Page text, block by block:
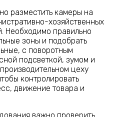
разместить камеры на
хозяйственных
Необходимо правильно
зоны и подобрать
с поворотным
подсветкой, зумом и
цеху
контролировать
движение товара и